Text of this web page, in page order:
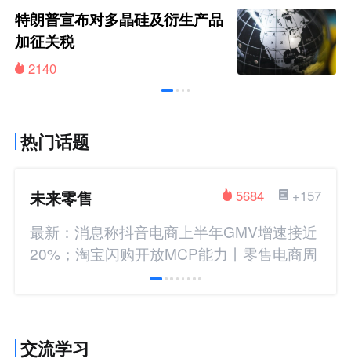
特朗普宣布对多晶硅及衍生产品
加征关税
2140
热门话题
未来零售 +157
5684
最新：消息称抖音电商上半年GMV增速接近
20%；淘宝闪购开放MCP能力丨零售电商周
交流学习